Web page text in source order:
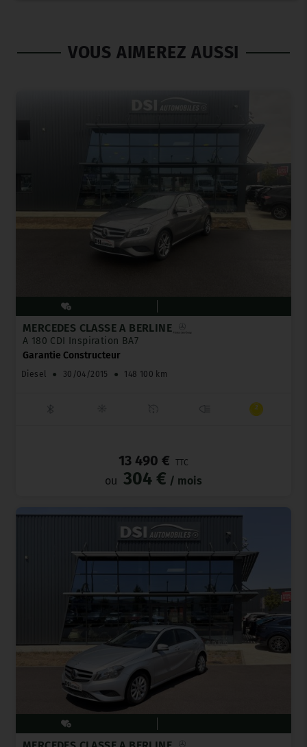
VOUS AIMEREZ AUSSI
MERCEDES CLASSE A BERLINE
A 180 CDI Inspiration BA7
Garantie Constructeur
Diesel ● 30/04/2015 ● 148 100 km
13 490 € TTC
ou 304 € / mois